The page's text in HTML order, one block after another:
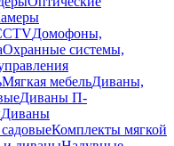
Домофоны,
Охранные системы,
Мягкая мебельДиваны,
Диваны П-
Диваны
Комплекты мягкой